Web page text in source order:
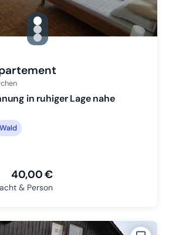
gallery.slide_selector
Zu Slide 1 wechseln
Zu Slide 2 wechseln
Zu Slide 3 wechseln
in ruhiger Lage nahe
Wald
40,00 €
& Person